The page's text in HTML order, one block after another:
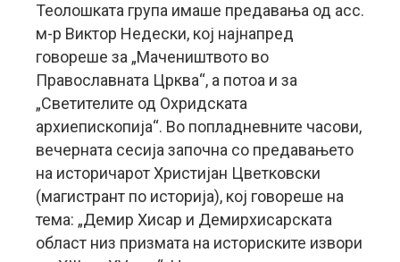
Теолошката група имаше предавања од асс.
м-р Виктор Недески, кој најнапред
говореше за „Мачеништвото во
Православната Црква“, а потоа и за
„Светителите од Охридската
архиепископија“. Во попладневните часови,
вечерната сесија започна со предавањето
на историчарот Христијан Цветковски
(магистрант по историја), кој говореше на
тема: „Демир Хисар и Демирхисарската
област низ призмата на историските извори